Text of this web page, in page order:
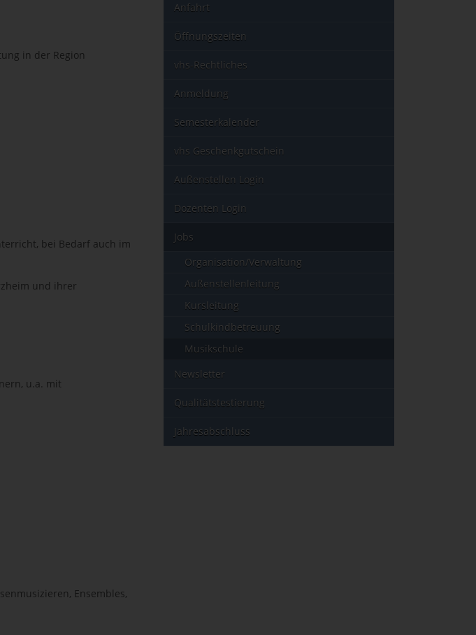
in der Region
bei Bedarf auch im
und ihrer
u.a. mit
Ensembles,
Anfahrt
Öffnungszeiten
vhs-Rechtliches
Anmeldung
Semesterkalender
vhs Geschenkgutschein
Außenstellen Login
Dozenten Login
Jobs
Organisation/Verwaltung
Außenstellenleitung
Kursleitung
Schulkindbetreuung
Musikschule
Newsletter
Qualitätstestierung
Jahresabschluss